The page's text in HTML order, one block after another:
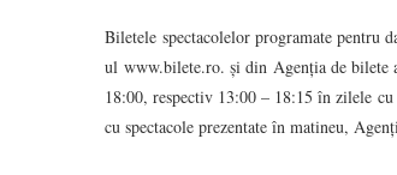
Biletele spectacolelor programate pentru
ul www.bilete.ro. și din Agenția de bilete
18:00, respectiv 13:00 – 18:15 în zilele
cu spectacole prezentate în matineu,